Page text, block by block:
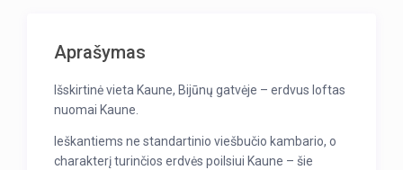
Aprašymas
Išskirtinė vieta Kaune, Bijūnų gatvėje – erdvus loftas
nuomai Kaune.
Ieškantiems ne standartinio viešbučio kambario, o
charakterį turinčios erdvės poilsiui Kaune – šie